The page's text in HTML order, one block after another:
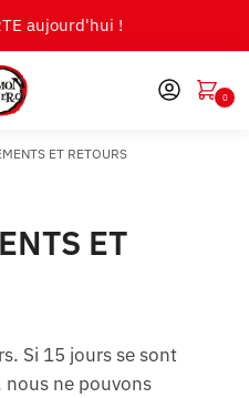
aujourd'hui !
0
ET RETOURS
ET
Si 15 jours se sont
ne pouvons